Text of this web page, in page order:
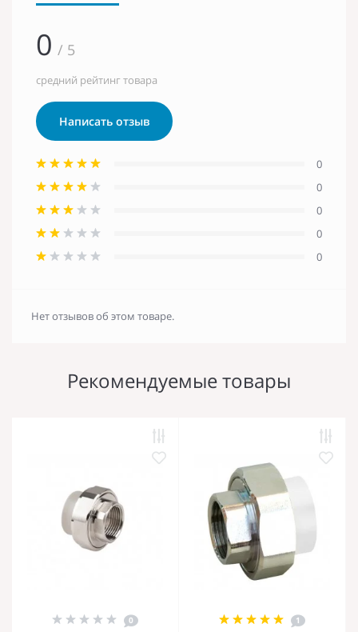
0 / 5
средний рейтинг товара
Написать отзыв
0
0
0
0
0
Нет отзывов об этом товаре.
Рекомендуемые товары
0 1